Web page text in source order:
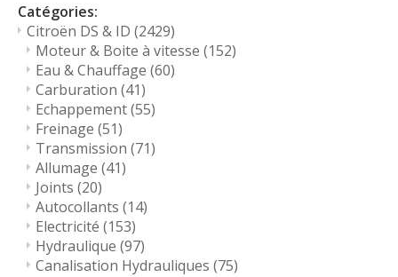
Catégories:
Citroën DS & ID (2429)
Moteur & Boite à vitesse (152)
Eau & Chauffage (60)
Carburation (41)
Echappement(55)
Freinage (51)
Transmission (71)
Allumage (41)
Joints (20)
Autocollants (14)
Electricité (153)
Hydraulique (97)
Canalisation Hydrauliques (75)